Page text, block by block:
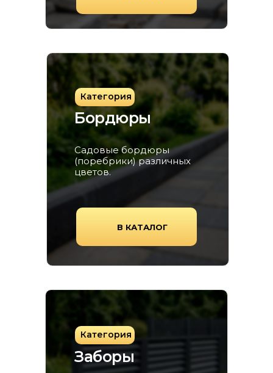
Заборы
Бордюры
Категория
Категория
Садовые бордюры
(поребрики) различных
цветов.
В КАТАЛОГ